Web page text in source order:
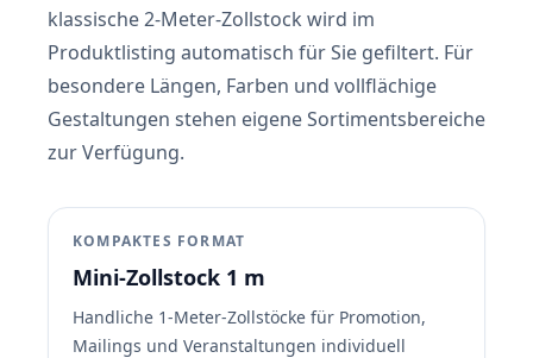
klassische 2-Meter-Zollstock wird im
Produktlisting automatisch für Sie gefiltert. Für
besondere Längen, Farben und vollflächige
Gestaltungen stehen eigene Sortimentsbereiche
zur Verfügung.
KOMPAKTES FORMAT
Mini-Zollstock 1 m
Handliche 1-Meter-Zollstöcke für Promotion,
Mailings und Veranstaltungen individuell